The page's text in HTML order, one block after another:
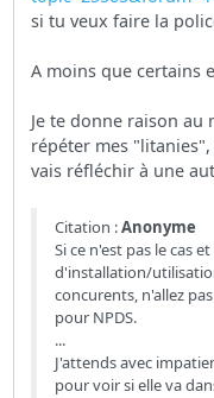
si tu veux faire la
A moins que certains
Je te donne raison
répéter mes
vais réfléchir à une
Citation :Anonyme
Si ce n'est pas le cas
d'installation/
concurents, n'allez
pour NPDS.
...
J'attends avec
pour voir si elle va